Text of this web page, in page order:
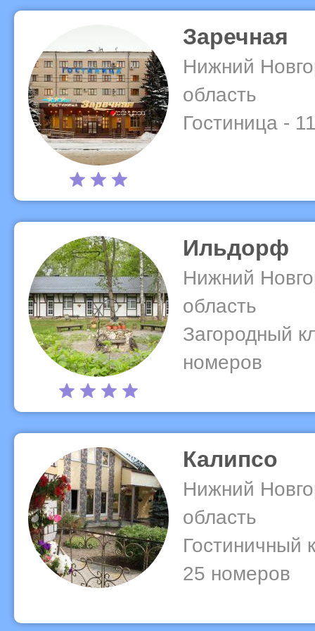
Заречная
Нижний
область
Гостиница -
Ильдорф
Нижний
область
Загородный
номеров
Калипсо
Нижний
область
Гостиничный
25 номеров